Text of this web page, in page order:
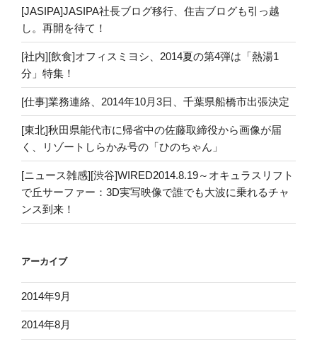
[JASIPA]JASIPA社長ブログ移行、住吉ブログも引っ越
し。再開を待て！
[社内][飲食]オフィスミヨシ、2014夏の第4弾は「熱湯1
分」特集！
[仕事]業務連絡、2014年10月3日、千葉県船橋市出張決定
[東北]秋田県能代市に帰省中の佐藤取締役から画像が届
く、リゾートしらかみ号の「ひのちゃん」
[ニュース雑感][渋谷]WIRED2014.8.19～オキュラスリフト
で丘サーファー：3D実写映像で誰でも大波に乗れるチャ
ンス到来！
アーカイブ
2014年9月
2014年8月